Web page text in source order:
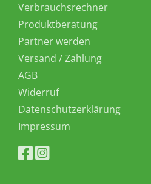
Verbrauchsrechner
Produktberatung
Partner werden
Versand / Zahlung
AGB
Widerruf
Datenschutzerklärung
Impressum